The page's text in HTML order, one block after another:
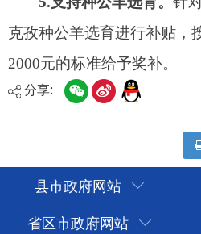
分享:
县市政府网站
省区市政府网站